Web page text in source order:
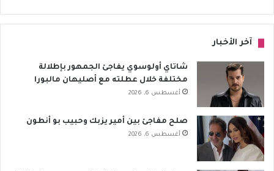
آخر الأخبار
شاتاي أولوسوي يفاجئ الجمهور بإطلالة
مختلفة خلال عطلته مع أصليهان مالبورا
أغسطس 6, 2026
صلح مفاجئ بين أمير يزبك وحبيب بو أنطون
أغسطس 6, 2026